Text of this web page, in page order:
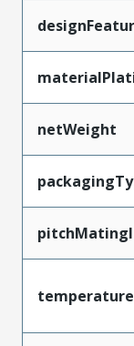
netWeight